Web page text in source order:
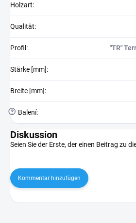
Holzart:
Qualität:
Profil : "TR"
Stärke [mm]:
Breite [mm]:
? Balení:
Diskussion
Seien Sie der Erste, der einen Beitrag zu
Kommentar hinzufügen